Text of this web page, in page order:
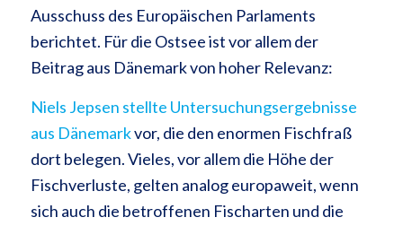
Ausschuss des Europäischen Parlaments
berichtet. Für die Ostsee ist vor allem der
Beitrag aus Dänemark von hoher Relevanz:
Niels Jepsen stellte Untersuchungsergebnisse
aus Dänemarkvor, die den enormen Fischfraß
dort belegen. Vieles, vor allem die Höhe der
Fischverluste, gelten analog europaweit, wenn
sich auch die betroffenen Fischarten und die